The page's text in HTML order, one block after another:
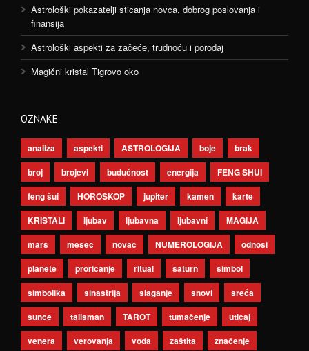
Astrološki pokazatelji sticanja novca, dobrog poslovanja i
finansija
Astrološki aspekti za začeće, trudnoću i porođaj
Magični kristal Tigrovo oko
OZNAKE
analiza aspekti ASTROLOGIJA boje
brak
broj
brojevi budućnost energija
FENG SHUI
feng šui
HOROSKOP jupiter kamen
karte
KRISTALI
ljubav ljubavna ljubavni
MAGIJA
mars
mesec novac NUMEROLOGIJA
odnosi
planete
proricanje ritual saturn
simbol
simbolika
sinastrija slaganje snovi
sreća
sunce
talisman TAROT tumačenje
uticaj
venera
verovanja voda zaštita značenje